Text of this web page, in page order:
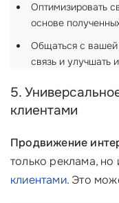
Оптимизировать
основе
Общаться с вашей
связь и улучшать
5.
клиентами
Продвижение
только реклама, но
клиентами. Это